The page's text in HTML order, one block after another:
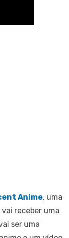
Anime, uma
receber uma
ser uma